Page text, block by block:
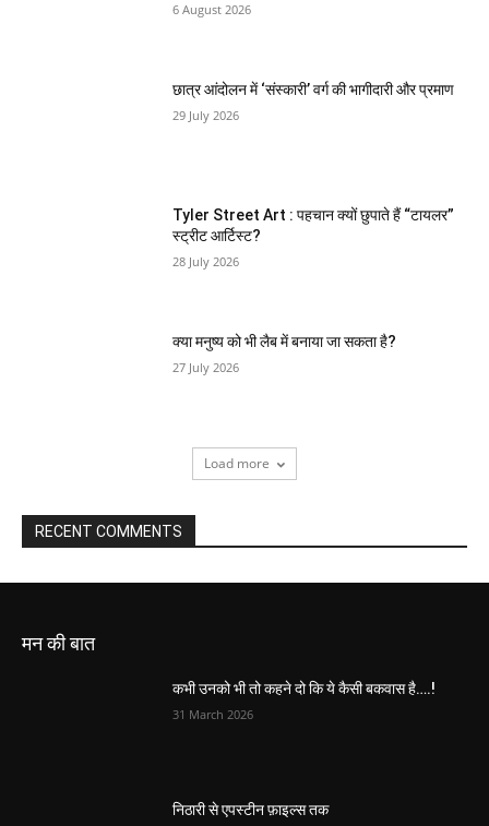
6 August 2026
छात्र आंदोलन में ‘संस्कारी’ वर्ग की भागीदारी और प्रमाण
29 July 2026
Tyler Street Art : पहचान क्यों छुपाते हैं “टायलर”
स्ट्रीट आर्टिस्ट?
28 July 2026
क्या मनुष्य को भी लैब में बनाया जा सकता है?
27 July 2026
Load more
RECENT COMMENTS
मन की बात
कभी उनको भी तो कहने दो कि ये कैसी बकवास है….!
31 March 2026
निठारी से एपस्टीन फ़ाइल्स तक